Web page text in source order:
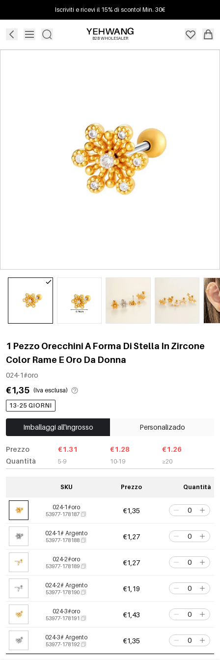
Iscriviti e ricevi il 15% di sconto! Min. 30€
B2B WHOLESALER
1 Pezzo Orecchini A Forma Di Stella In Zircone
Color Rame E Oro Da Donna
024-1#oro
€1,35 (Iva esclusa)
13-25 GIORNI
Imballaggi all'ingrosso Personalizado
Prezzo
Quantità
€1.31
5-9
€1.28
10-19
€1.26
≥20
SKU Prezzo Quantità
024-1#oro
53977-178187 €1,35
024-1# Argento
53977-178188 €1,27
024-2#oro
53977-178189 €1,27
024-2# Argento
53977-178190 €1,19
024-3#oro
53977-178191 €1,43
024-3# Argento
53977-178192 €1,35